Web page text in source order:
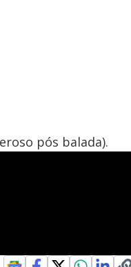
pós balada).